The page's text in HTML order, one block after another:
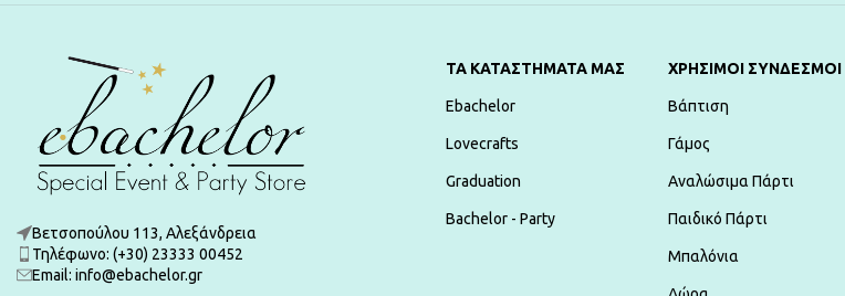
Βετσοπούλου 113, Αλεξάνδρεια
Τηλέφωνο: (+30) 23333 00452
Εmail: info@ebachelor.gr
ΤΑ ΚΑΤΑΣΤΗΜΑΤΑ ΜΑΣ
Ebachelor
Lovecrafts
Graduation
Bachelor - Party
ΧΡΗΣΙΜΟΙ ΣΥΝΔΕΣΜΟΙ
Βάπτιση
Γάμος
Αναλώσιμα Πάρτι
Παιδικό Πάρτι
Μπαλόνια